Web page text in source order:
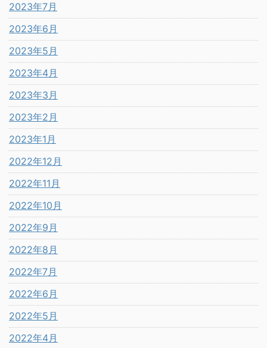
2023年7月
2023年6月
2023年5月
2023年4月
2023年3月
2023年2月
2023年1月
2022年12月
2022年11月
2022年10月
2022年9月
2022年8月
2022年7月
2022年6月
2022年5月
2022年4月